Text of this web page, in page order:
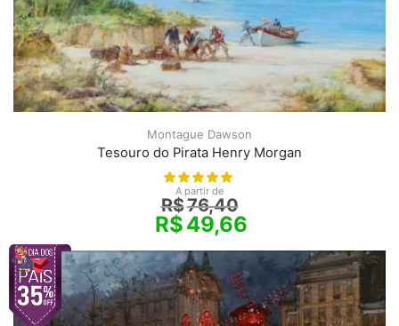
Montague Dawson
Tesouro do Pirata Henry Morgan
A partir de
R$76,40
R$49,66